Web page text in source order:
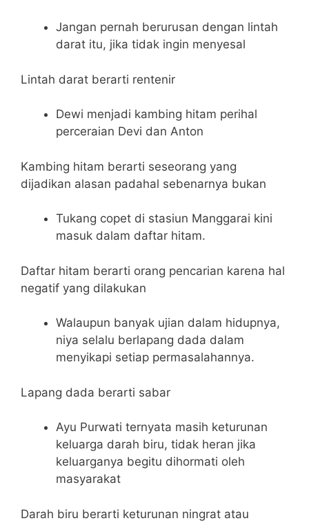
Jangan pernah berurusan dengan lintah
darat itu, jika tidak ingin menyesal
Lintah darat berarti rentenir
Dewi menjadi kambing hitam perihal
perceraian Devi dan Anton
Kambing hitam berarti seseorang yang
dijadikan alasan padahal sebenarnya bukan
Tukang copet di stasiun Manggarai kini
masuk dalam daftar hitam.
Daftar hitam berarti orang pencarian karena hal
negatif yang dilakukan
Walaupun banyak ujian dalam hidupnya,
niya selalu berlapang dada dalam
menyikapi setiap permasalahannya.
Lapang dada berarti sabar
Ayu Purwati ternyata masih keturunan
keluarga darah biru, tidak heran jika
keluarganya begitu dihormati oleh
masyarakat
Darah biru berarti keturunan ningrat atau